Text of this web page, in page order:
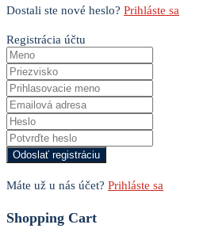
Dostali ste nové heslo? Prihláste sa
Registrácia účtu
Máte už u nás účet? Prihláste sa
Shopping Cart